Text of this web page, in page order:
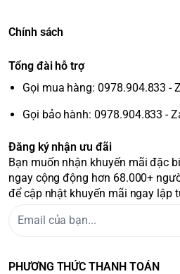
Chính sách
Tổng đài hỗ trợ
Gọi mua hàng: 0978.904.833 -
Gọi bảo hành: 0978.904.833 -
Đăng ký nhận ưu đãi
Bạn muốn nhận khuyến mãi đặc
ngay cộng động hơn 68.000+
để cập nhật khuyến mãi ngay lập
PHƯƠNG THỨC THANH TOÁN